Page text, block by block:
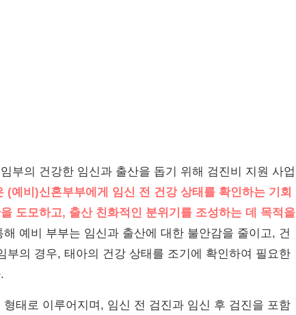
부의 건강한 임신과 출산을 돕기 위해 검진비 지원 사업
(예비)신혼부부에게 임신 전 건강 상태를 확인하는 기회
도모하고, 출산 친화적인 분위기를 조성하는 데 목적을
해 예비 부부는 임신과 출산에 대한 불안감을 줄이고, 건
부의 경우, 태아의 건강 상태를 조기에 확인하여 필요한
태로 이루어지며, 임신 전 검진과 임신 후 검진을 포함